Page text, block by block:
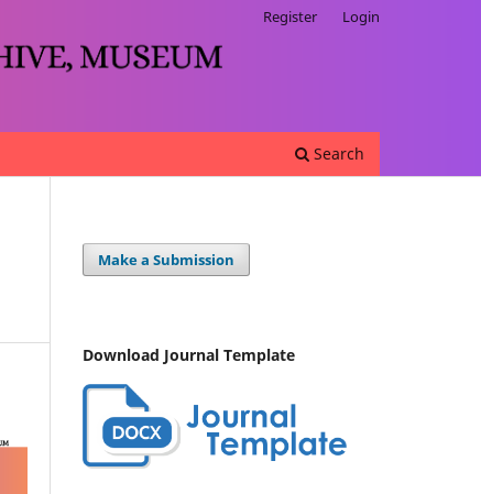
Search
Register Login
Make a Submission
Download Journal Template